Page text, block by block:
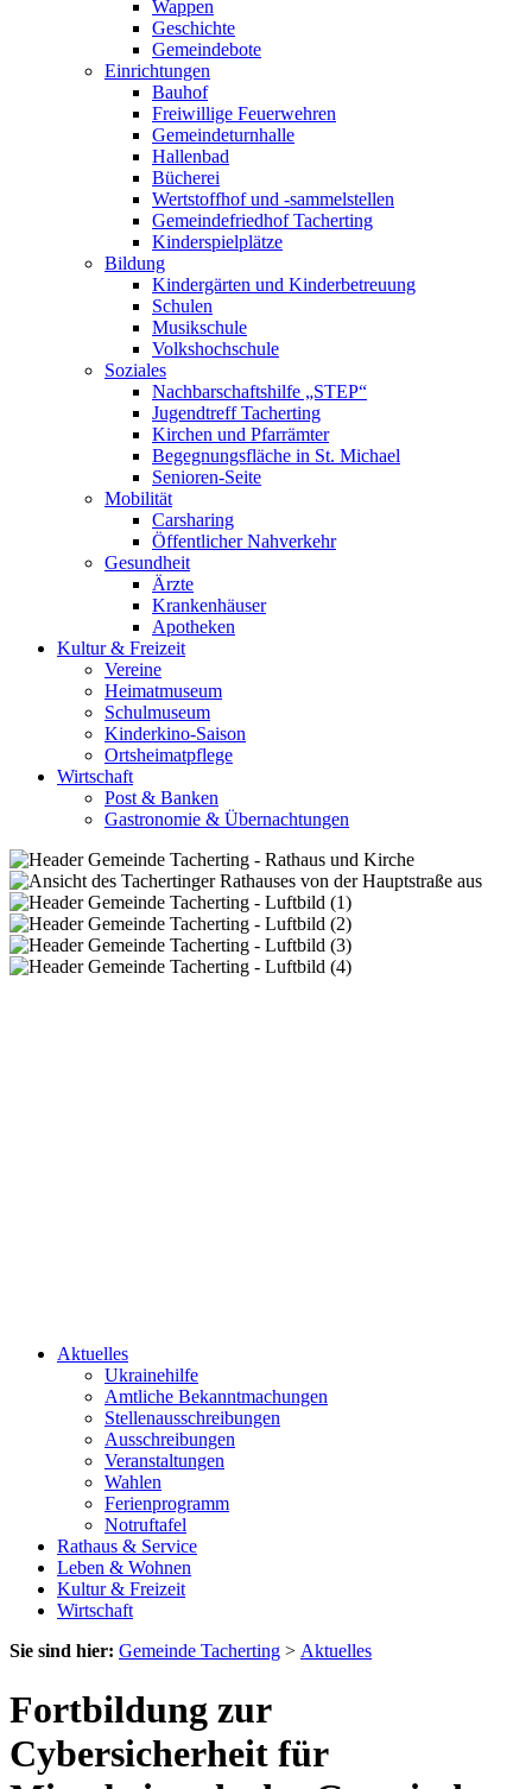
Wappen
Geschichte
Gemeindebote
Einrichtungen
Bauhof
Freiwillige Feuerwehren
Gemeindeturnhalle
Hallenbad
Bücherei
Wertstoffhof und -sammelstellen
Gemeindefriedhof Tacherting
Kinderspielplätze
Bildung
Kindergärten und Kinderbetreuung
Schulen
Musikschule
Volkshochschule
Soziales
Nachbarschaftshilfe „STEP“
Jugendtreff Tacherting
Kirchen und Pfarrämter
Begegnungsfläche in St. Michael
Senioren-Seite
Mobilität
Carsharing
Öffentlicher Nahverkehr
Gesundheit
Ärzte
Krankenhäuser
Apotheken
Kultur & Freizeit
Vereine
Heimatmuseum
Schulmuseum
Kinderkino-Saison
Ortsheimatpflege
Wirtschaft
Post & Banken
Gastronomie & Übernachtungen
Aktuelles
Ukrainehilfe
Amtliche Bekanntmachungen
Stellenausschreibungen
Ausschreibungen
Veranstaltungen
Wahlen
Ferienprogramm
Notruftafel
Rathaus & Service
Leben & Wohnen
Kultur & Freizeit
Wirtschaft
Sie sind hier: Gemeinde Tacherting > Aktuelles
Fortbildung zur
Cybersicherheit für